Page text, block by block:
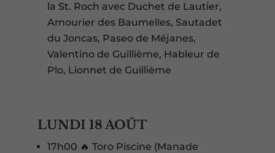
la St. Roch avec Duchet de Lautier,
Amourier des Baumelles, Sautadet
du Joncas, Paseo de Méjanes,
Valentino de Guillième, Hableur de
Plo, Lionnet de Guillième
LUNDI 18 AOÛT
17h00 🔥 Toro Piscine (Manade